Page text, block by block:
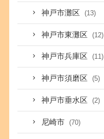
神戸市灘区 (13)
神戸市東灘区 (12)
神戸市兵庫区 (11)
神戸市須磨区 (5)
神戸市垂水区 (2)
尼崎市 (70)